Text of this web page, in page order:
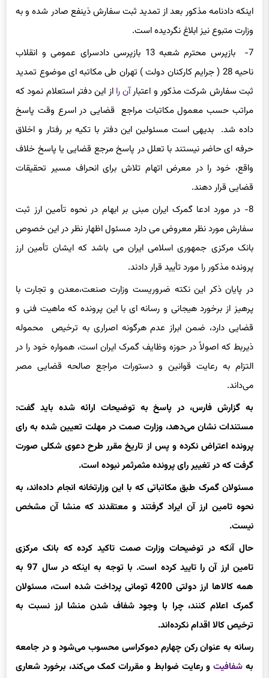
اینکه دادنامه مذکور بعد از تمدید ثبت سفارش ذینفع صادر شده و به
وزارت متبوع نیز ابلاغ نگردیده است.
7- بازپرس محترم شعبه 13 بازپرسی دادسرای عمومی و انقلاب
ناحیه 28 ( جرایم کارکنان دولت ) تهران طی مکاتبه ای موضوع تمدید
ثبت سفارش شرکت مذکور و اعتبارآن را از این دفتر استعلام نمود که
مراتب حسب معمول مکاتبات مراجع قضایی در اسرع وقت پاسخ
داده شد. بدیهی است مسئولین این دفتر با تکیه بر رفتار و اخلاق
حرفه ای حاضر نیستند با تعلل در پاسخ مرجع قضایی یا پاسخ خلاف
واقع، خود را در معرض اتهام تلاش برای انحراف مسیر تحقیقات
قضایی قرار دهند.
8- در مورد ادعا گمرک ایران مبنی بر ابهام در نحوه تأمین ارز ثبت
سفارش مورد نظر معروض می دارد مسئول اظهار نظر در این خصوص
بانک مرکزی جمهوری اسلامی ایران می باشد که ایشان تأمین ارز
پرونده مذکور را مورد تأیید قرار دادند.
در پایان ذکر این نکته ضروریست وزارت صنعت،معدن و تجارت با
پرهیز از برخورد هیجانی و رسانه ای با این پرونده که ماهیت فنی و
قضایی دارد، ضمن ابراز عدم هرگونه اصراری به ترخیص محموله
ذیربط که اصولاً در حوزه وظایف گمرک ایران است، همواره خود را در
التزام به رعایت قوانین و دستورات مراجع صالحه قضایی مصر
می‌داند.
به گزارش فارس، در پاسخ به توضیحات ارائه شده باید گفت:
مستندات نشان می‌دهد، وزارت صمت در مهلت تعیین شده به رای
پرونده اعتراض نکرده و پس از تاریخ مقرر طرح دعوی شکلی صورت
گرفت که در تغییر رای پرونده مثمرثمر نبوده است.
مسئولان گمرک طبق مکاتباتی که با این وزارتخانه انجام داده‌اند، به
نحوه تامین ارز آن ایراد گرفتند و معتقدند که منشا آن مشخص
نیست.
حال آنکه در توضیحات وزارت صمت تاکید کرده که بانک مرکزی
تامین ارز آن را تایید کرده است. با توجه به اینکه در سال 97 به
همه کالاها ارز دولتی 4200 تومانی پرداخت شده است، مسئولان
گمرک اعلام کنند، چرا با وجود شفاف شدن منشا ارز نسبت به
ترخیص کالا اقدام نکرده‌اند.
رسانه به عنوان رکن چهارم دموکراسی محسوب می‌شود و در جامعه
بهشفافیت و رعایت ضوابط و مقررات کمک می‌کند، برخورد شعاری